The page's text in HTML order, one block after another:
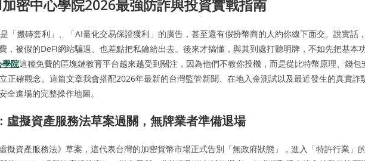
密中心學院2026最強防詐與投資實戰指南
「搬磚套利」、「AI量化交易保證獲利」的廣告，甚至還有假扮幣商的人約你線下面交。說實話
，被假的DeFi網站騙過、也差點把私鑰給出去。後來才搞懂，與其到處打聽明牌，不如先把基本
學院這種免費的區塊鏈教育平台越來越受到關注，因為他們不教你投機，而是從比特幣原理、錢包
正確觀念。這篇文章我會搭配2026年最新的台灣監管新聞、在地入金測試以及最近發生的真實詐
全進場的完整操作地圖。
虛擬資產服務法草案過關，無牌業者準備退場
擬資產服務法》草案，這代表台灣的加密貨幣市場正式告別「無政府狀態」，進入「特許行業」